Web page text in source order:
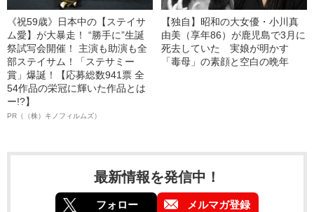
《祝59歳》日本中の【ステイサ
ム愛】が大暴走！ “勝手に”生誕
祭試写会開催！ 主演も助演も全
部ステイサム！「ステサミー
賞」爆誕！【応募総数941票 全
54作品の栄冠に輝いた作品とは
ー!?】
PR（（株）キノフィルムズ）
【独自】昭和の大女優・小川真
由美（享年86）が鹿児島で3月に
死去していた 実娘が明かす
「毒母」の素顔と空白の晩年
最新情報を発信中！
フォロー メルマガ登録